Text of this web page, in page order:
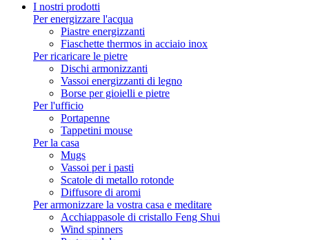
I nostri prodotti
Per energizzare l'acqua
Piastre energizzanti
Fiaschette thermos in acciaio inox
Per ricaricare le pietre
Dischi armonizzanti
Vassoi energizzanti di legno
Borse per gioielli e pietre
Per l'ufficio
Portapenne
Tappetini mouse
Per la casa
Mugs
Vassoi per i pasti
Scatole di metallo rotonde
Diffusore di aromi
Per armonizzare la vostra casa e meditare
Acchiappasole di cristallo Feng Shui
Wind spinners